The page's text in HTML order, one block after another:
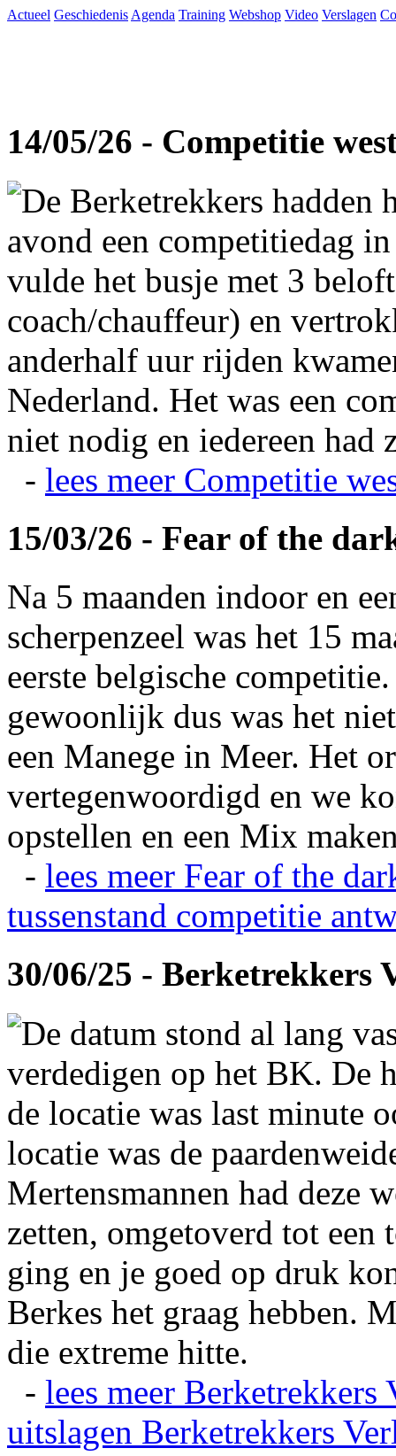
Actueel Geschiedenis Agenda Training Webshop Video Verslagen
14/05/26 - Competitie
De Berketrekkers hadden
avond een competitiedag
vulde het busje met 3
coach/chauffeur) en
anderhalf uur rijden
Nederland. Het was een
niet nodig en iedereen
- lees meer Competitie
15/03/26 - Fear of the
Na 5 maanden indoor en
scherpenzeel was het 15
eerste belgische
gewoonlijk dus was het
een Manege in Meer. Het
vertegenwoordigd en we
opstellen en een Mix
- lees meer Fear of the
tussenstand competitie
30/06/25 - Berketrekkers
De datum stond al lang
verdedigen op het BK. De
de locatie was last minute
locatie was de
Mertensmannen had deze
zetten, omgetoverd tot
ging en je goed op druk
Berkes het graag hebben.
die extreme hitte.
- lees meer Berketrekkers
uitslagen Berketrekkers